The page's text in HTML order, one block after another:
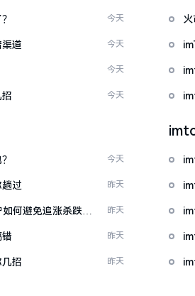
今天
道 今天
今天
今天
今天
过 昨天
何避免追涨杀跌被
昨天
昨天
招 昨天